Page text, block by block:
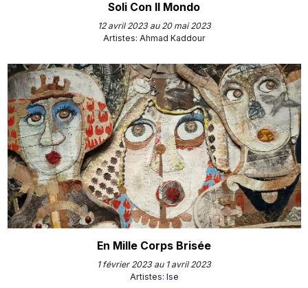
Soli Con Il Mondo
12 avril 2023 au 20 mai 2023
Artistes: Ahmad Kaddour
En Mille Corps Brisée
1 février 2023 au 1 avril 2023
Artistes: Ise